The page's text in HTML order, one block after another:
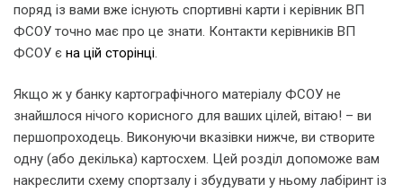
поряд із вами вже існують спортивні карти і керівник ВП
ФСОУ точно має про це знати. Контакти керівників ВП
ФСОУ є на цій сторінці
Якщо ж у банку картографічного матеріалу ФСОУ не
знайшлося нічого корисного для ваших цілей, вітаю! – ви
першопроходець. Виконуючи вказівки нижче, ви створите
одну (або декілька) картосхем. Цей розділ допоможе вам
накреслити схему спортзалу і збудувати у ньому лабіринт із